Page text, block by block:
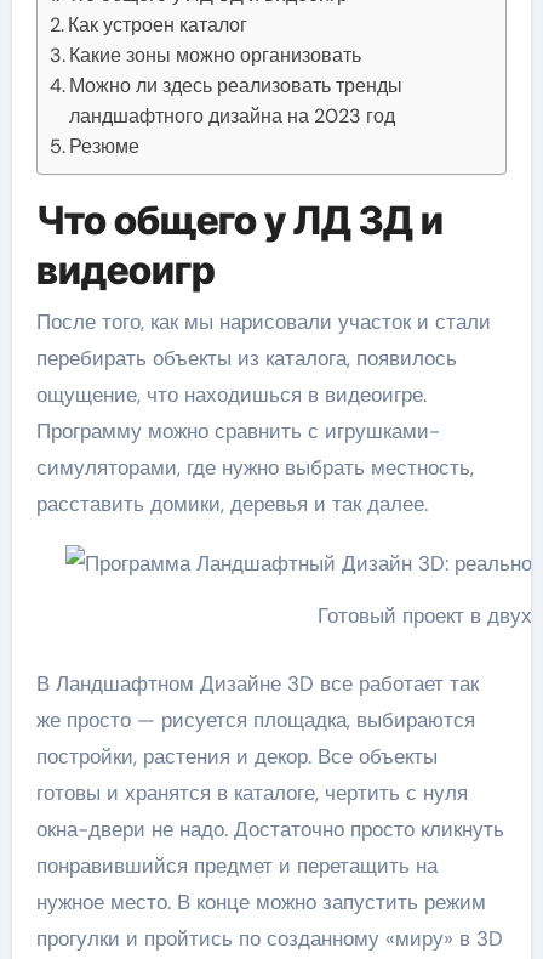
Как устроен каталог
Какие зоны можно организовать
Можно ли здесь реализовать тренды
ландшафтного дизайна на 2023 год
Резюме
Что общего у ЛД 3Д и
видеоигр
После того, как мы нарисовали участок и стали
перебирать объекты из каталога, появилось
ощущение, что находишься в видеоигре.
Программу можно сравнить с игрушками-
симуляторами, где нужно выбрать местность,
расставить домики, деревья и так далее.
Готовый проект в
В Ландшафтном Дизайне 3D все работает так
же просто — рисуется площадка, выбираются
постройки, растения и декор. Все объекты
готовы и хранятся в каталоге, чертить с нуля
окна-двери не надо. Достаточно просто кликнуть
понравившийся предмет и перетащить на
нужное место. В конце можно запустить режим
прогулки и пройтись по созданному «миру» в 3D